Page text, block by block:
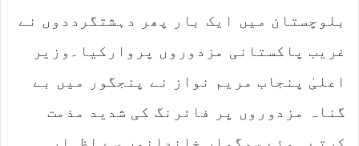
بلوچستان میں ایک بار پھر دہشتگرددوں نے
غریب پاکستانی مزدوروں پروارکیا۔وزیر
اعلیٰ پنجاب مریم نواز نے پنجگور میں بے
گناہ مزدوروں پر فائرنگ کی شدید مذمت
کرتے ہوئے سوگوار خاندانوں سے اظہار